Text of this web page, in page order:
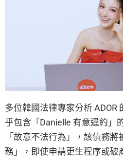
多位韓國法律專家分析 ADOR
乎包含「Danielle 有意違約」
「故意不法行為」，該債務
務」，即使申請更生程序或破